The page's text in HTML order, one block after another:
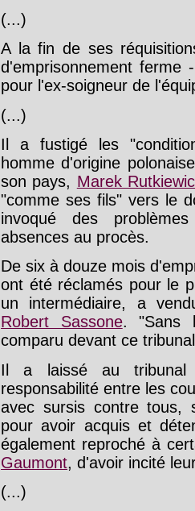
(...)
A la fin de ses
d'emprisonnement
pour l'ex-soigneur de
(...)
Il a fustigé les
homme d'origine
son pays, Marek
"comme ses fils" vers le
invoqué des
absences au procès.
De six à douze mois
ont été réclamés pour le
un intermédiaire, a
Robert Sassone. "Sans
comparu devant ce
Il a laissé au tribunal
responsabilité entre les
avec sursis contre tous,
pour avoir acquis et
également reproché à
Gaumont, d'avoir incité
(...)